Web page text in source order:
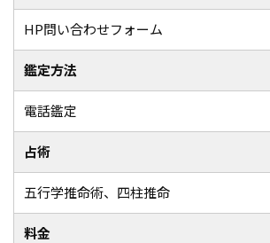
HP問い合わせフォーム
鑑定方法
電話鑑定
占術
五行学推命術、四柱推命
料金